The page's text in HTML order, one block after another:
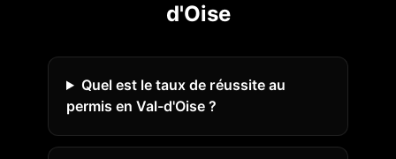
d'Oise
Quel est le taux de réussite au
permis en Val-d'Oise ?